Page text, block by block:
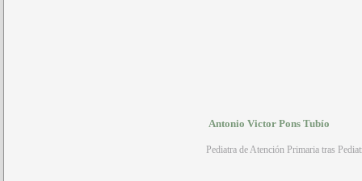
Antonio Victor Pons Tubío
Pediatra de Atención Primaria tras